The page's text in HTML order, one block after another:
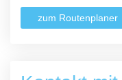
zum Routenplaner